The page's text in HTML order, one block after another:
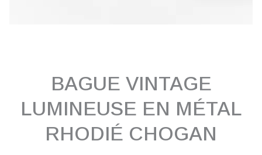
BAGUE VINTAGE
LUMINEUSE EN MÉTAL
RHODIÉ CHOGAN